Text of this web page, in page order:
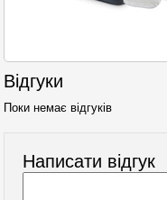
Відгуки
Поки немає відгуків
Написати відгук